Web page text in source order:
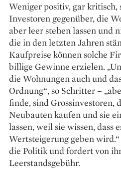
Weniger positiv, gar
Investoren gegenüber, die
aber leer stehen lassen und
die in den letzten Jahren
Kaufpreise können solche
billige Gewinne er­zielen.
die Wohnungen auch und
Ordnung“, so Schritter –
finde, sind Grossinvestoren,
Neubauten kaufen und sie
lassen, weil sie wissen, dass
Wertsteigerung geben
die Politik und fordert von
Leerstandsgebühr.